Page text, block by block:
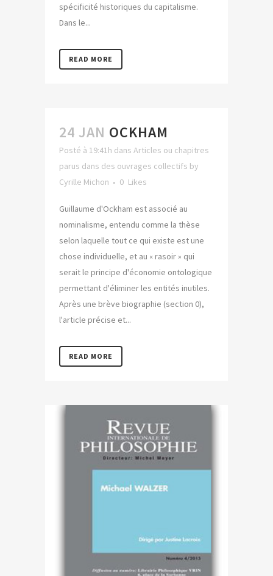
spécificité historiques du capitalisme.
Dans le...
READ MORE
24 JAN OCKHAM
Posté à 19:41h dans Articles ou chapitres
parus dans des ouvrages collectifs by
Cyrille Michon
0 Likes
Guillaume d'Ockham est associé au
nominalisme, entendu comme la thèse
selon laquelle tout ce qui existe est une
chose individuelle, et au « rasoir » qui
serait le principe d'économie ontologique
permettant d'éliminer les entités inutiles.
Après une brève biographie (section 0),
l'article précise et...
READ MORE